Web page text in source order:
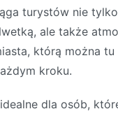
turystów nie
ale także
którą można tu
kroku.
dla osób,